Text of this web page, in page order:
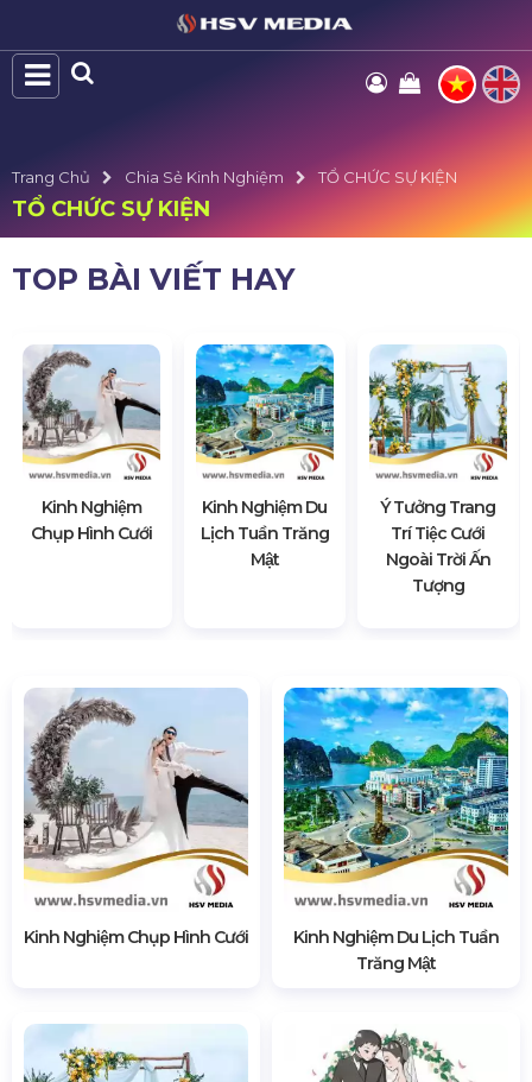
Trang Chủ Chia Sẻ Kinh Nghiệm TỔ CHỨC SỰ KIỆN
TỔ CHỨC SỰ KIỆN
TOP BÀI VIẾT HAY
Kinh Nghiệm
Chụp Hình Cưới
Kinh Nghiệm Du
Lịch Tuần Trăng
Mật
Ý Tưởng Trang
Trí Tiệc Cưới
Ngoài Trời Ấn
Tượng
Kinh Nghiệm Chụp Hình Cưới
Kinh Nghiệm Du Lịch Tuần
Trăng Mật